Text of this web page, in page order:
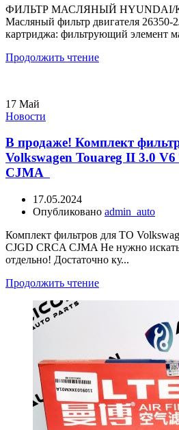
ФИЛЬТР МАСЛЯНЫЙ HYUNDAI/
Масляный фильтр двигателя 26350-
картриджа: фильтрующий элемент
Продолжить чтение
17 Май
Новости
В продаже! Комплект
Volkswagen Touareg II 3.0
CJMA
17.05.2024
Опубликовано admin_auto
Комплект фильтров для ТО
CJGD CRCA CJMA Не нужно
отдельно! Достаточно ку...
Продолжить чтение